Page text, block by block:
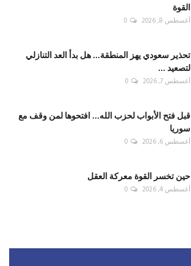
القوة
أغسطس 8, 2026 0
تحذير سعودي يهز المنطقة... هل بدأ العد التنازلي
لتصعيد ...
أغسطس 7, 2026 0
قبل فتح الأبواب لحزب الله... افتحوها لمن وقف مع
سوريا
أغسطس 6, 2026 0
حين تخسر القوة معركة العقل
أغسطس 4, 2026 0